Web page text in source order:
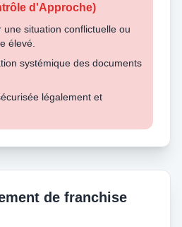
d'Approche)
une situation conflictuelle ou
élevé.
systémique des documents
légalement et
de franchise